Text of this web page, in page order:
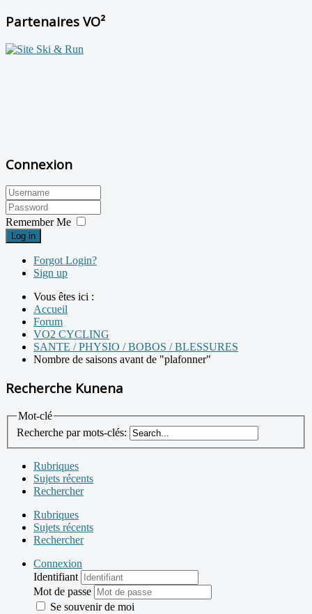
Partenaires VO²
Connexion
Remember Me
Log in
Forgot Login?
Sign up
Vous êtes ici :
Accueil
Forum
VO2 CYCLING
SANTE / PHYSIO / BOBOS / BLESSURES
Nombre de saisons avant de "plafonner"
Recherche Kunena
Mot-clé
Recherche par mots-clés:
Rubriques
Sujets récents
Rechercher
Rubriques
Sujets récents
Rechercher
Connexion
Identifiant
Mot de passe
Se souvenir de moi